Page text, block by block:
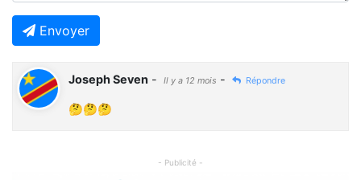
Envoyer
Joseph Seven - Il y a 12 mois - Répondre
🤔🤔🤔
- Publicité -